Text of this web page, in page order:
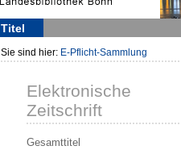
Titel
Sie sind hier: E-Pflicht-Sammlung
Elektronische
Zeitschrift
Gesamttitel